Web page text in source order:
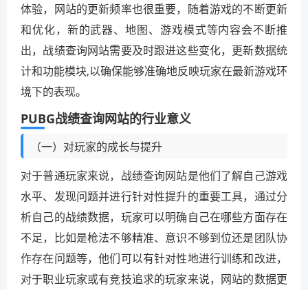
体验，网站的更新频率也很重要，随着游戏的不断更新
和优化，新的武器、地图、游戏模式等内容会不断推
出，战绩查询网站需要及时跟进这些变化，更新数据统
计和功能模块,以确保能够准确地反映玩家在最新游戏环
境下的表现。
PUBG战绩查询网站的行业意义
（一）对玩家的成长与提升
对于普通玩家来说，战绩查询网站是他们了解自己游戏
水平、发现问题并进行针对性提升的重要工具，通过分
析自己的战绩数据，玩家可以明确自己在哪些方面存在
不足，比如是枪法不够精准、意识不够到位还是团队协
作存在问题等，他们可以有针对性地进行训练和改进，
对于职业玩家或有竞技追求的玩家来说，网站的数据更